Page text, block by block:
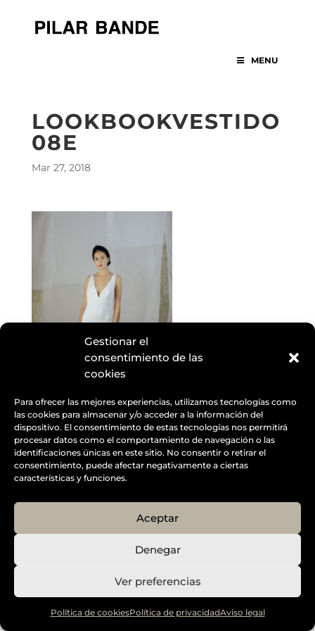
Gestionar el
consentimiento de las
cookies
Para ofrecer las mejores experiencias, utilizamos tecnologías como
las cookies para almacenar y/o acceder a la información del
dispositivo. El consentimiento de estas tecnologías nos permitirá
procesar datos como el comportamiento de navegación o las
identificaciones únicas en este sitio. No consentir o retirar el
consentimiento, puede afectar negativamente a ciertas
características y funciones.
Aceptar
Denegar
Ver preferencias
Política de cookiesPolítica de privacidadAviso legal
MENU
LOOKBOOKVESTIDO
08E
Mar 27, 2018
Designed byElegant Themes| Powered by
Diseño Web a medida
| Childtheme created by